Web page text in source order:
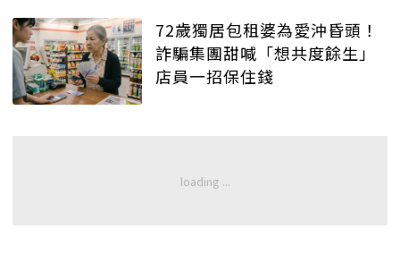
72歲獨居包租婆為愛沖昏頭！
詐騙集團甜喊「想共度餘生」
店員一招保住錢